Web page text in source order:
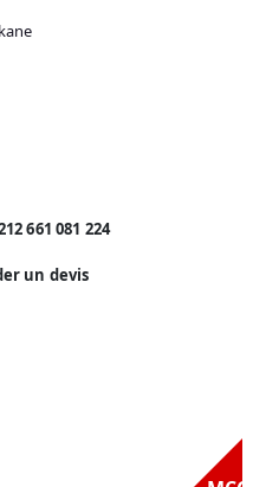
661 081 224
un devis